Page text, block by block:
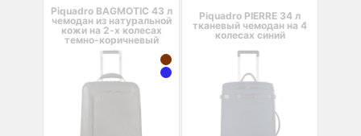
Piquadro BAGMOTIC 43 л
чемодан из натуральной
кожи на 2-х колесах
темно-коричневый
Piquadro PIERRE 34 л
тканевый чемодан на 4
колесах синий